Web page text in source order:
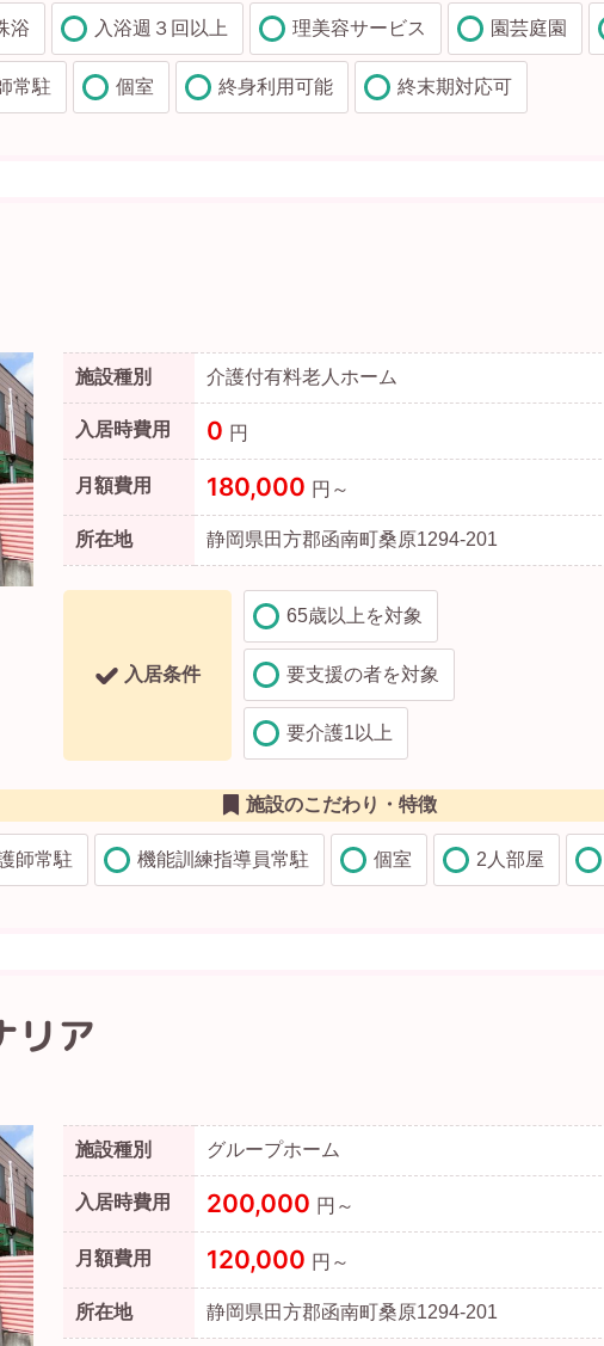
浴 入浴週３回以上 理美容サービス 園芸庭園
常駐 個室 終身利用可能 終末期対応可
施設種別 介護付有料老人ホーム
入居時費用 0 円
月額費用 180,000 円～
所在地 静岡県田方郡函南町桑原1294-201
入居条件
65歳以上を対象
要支援の者を対象
要介護1以上
施設のこだわり・特徴
師常駐 機能訓練指導員常駐 個室 2人部屋
リア
施設種別 グループホーム
入居時費用 200,000 円～
月額費用 120,000 円～
所在地 静岡県田方郡函南町桑原1294-201